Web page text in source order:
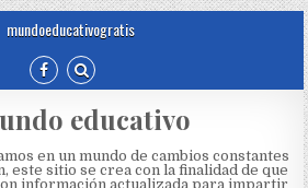
mundoeducativogratis
educativo
en un mundo de cambios constantes
este sitio se crea con la finalidad de que
información actualizada para impartir